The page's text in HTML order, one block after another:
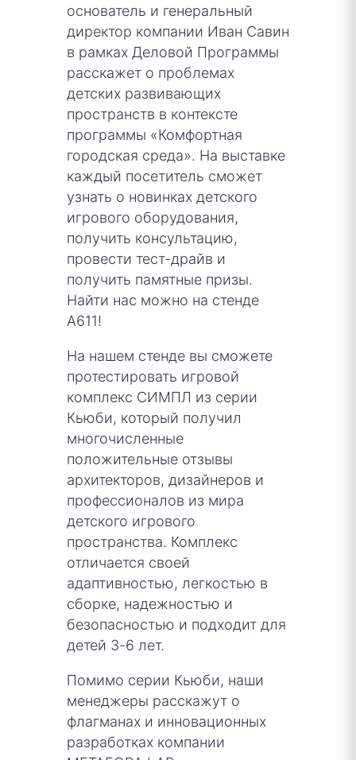
основатель и генеральный
директор компании Иван Савин
в рамках Деловой Программы
расскажет о проблемах
детских развивающих
пространств в контексте
программы «Комфортная
городская среда». На выставке
каждый посетитель сможет
узнать о новинках детского
игрового оборудования,
получить консультацию,
провести тест-драйв и
получить памятные призы.
Найти нас можно на стенде
А611!
На нашем стенде вы сможете
протестировать игровой
комплекс СИМПЛ из серии
Кьюби, который получил
многочисленные
положительные отзывы
архитекторов, дизайнеров и
профессионалов из мира
детского игрового
пространства. Комплекс
отличается своей
адаптивностью, легкостью в
сборке, надежностью и
безопасностью и подходит для
детей 3-6 лет.
Помимо серии Кьюби, наши
менеджеры расскажут о
флагманах и инновационных
разработках компании